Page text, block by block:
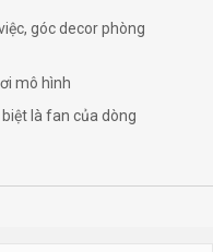
góc decor phòng
mô hình
là fan của dòng